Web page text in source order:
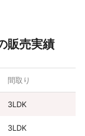
販売実績
間取り
3LDK
3LDK